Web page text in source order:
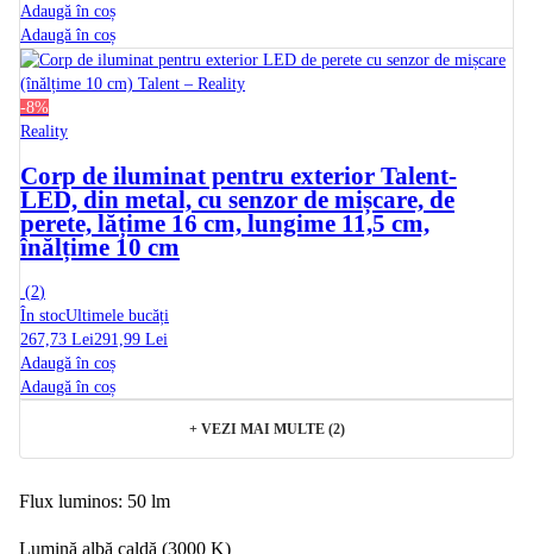
Adaugă în coș
Adaugă în coș
-8%
Reality
Corp de iluminat pentru exterior Talent-
LED, din metal, cu senzor de mișcare, de
perete, lățime 16 cm, lungime 11,5 cm,
înălțime 10 cm
(2)
În stocUltimele bucăți
267,73 Lei291,99 Lei
Adaugă în coș
Adaugă în coș
+ VEZI MAI MULTE (2)
Flux luminos: 50 lm
Lumină albă caldă (3000 K)